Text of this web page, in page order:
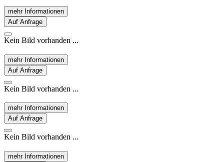
mehr Informationen
Auf Anfrage
Kein Bild vorhanden ...
mehr Informationen
Auf Anfrage
Kein Bild vorhanden ...
mehr Informationen
Auf Anfrage
Kein Bild vorhanden ...
mehr Informationen